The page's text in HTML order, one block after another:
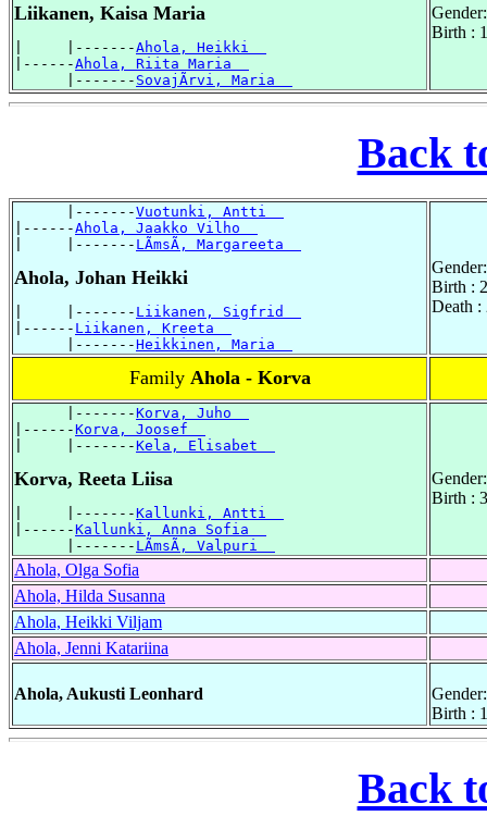
Liikanen, Kaisa Maria
|     |-------Ahola, Heikki
|------Ahola, Riita Maria
      |-------
SovajÃrvi, Maria
Birth :
Back
      |-------
Vuotunki, Antti
|------Ahola, Jaakko Vilho
|     |------- LÃmsÃ, Margareeta
Ahola, Johan Heikki
|     |------- Liikanen, Sigfrid
|------ Liikanen, Kreeta
      |-------
Heikkinen, Maria
Birth :
Death :
Family Ahola - Korva
      |-------
Korva, Juho
|------Korva, Joosef
|     |-------Kela, Elisabet
Korva, Reeta Liisa
|     |-------Kallunki, Antti
|------Kallunki, Anna Sofia
      |-------
LÃmsÃ, Valpuri
Birth :
Ahola, Olga Sofia
Ahola, Hilda Susanna
Ahola, Heikki Viljam
Ahola, Jenni Katariina
Ahola, Aukusti Leonhard
Birth :
Back